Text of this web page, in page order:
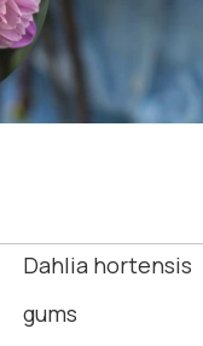
Dahlia hortensis
gums